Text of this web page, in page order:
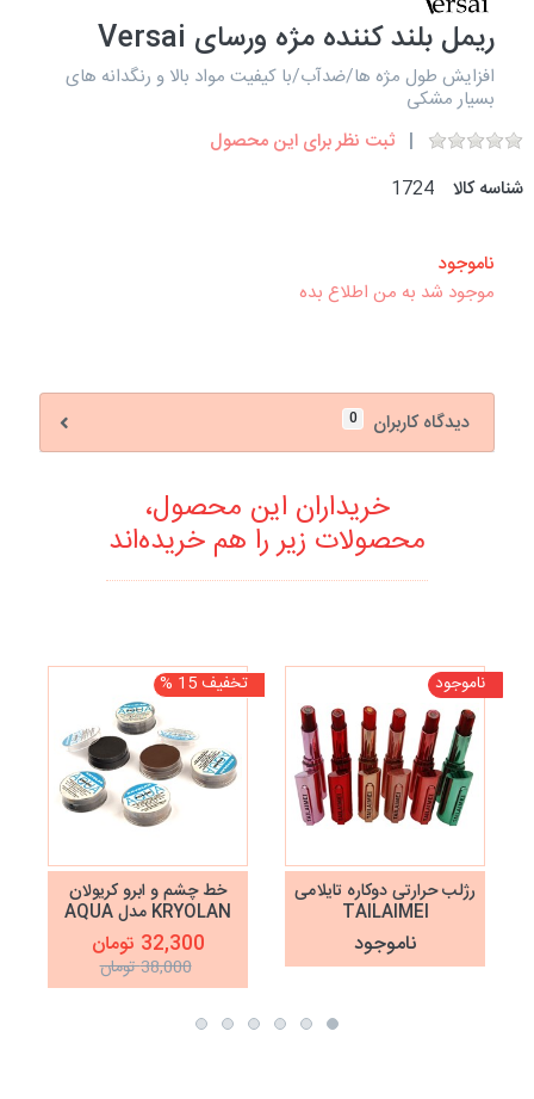
ریمل بلند کننده مژه ورسای Versai
افزایش طول مژه ها/ضدآب/با کیفیت مواد بالا و رنگدانه های
بسیار مشکی
ثبت نظر برای این محصول
شناسه کالا
1724
ناموجود
موجود شد به من اطلاع بده
دیدگاه کاربران 0
خریداران این محصول،
محصولات زیر را هم خریده‌اند
ناموجود
رژلب حرارتی دوکاره تایلامی
TAILAIMEI
ناموجود
تخفیف 15 %
خط چشم و ابرو کریولان
KRYOLAN مدل AQUA
32,300 تومان
38,000 تومان